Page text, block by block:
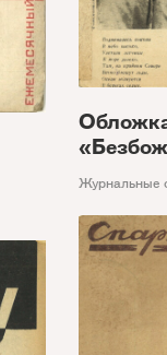
Журнальные